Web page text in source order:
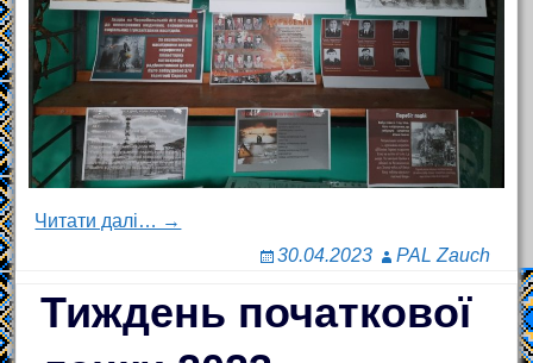
Читати далі… →
30.04.2023
PAL Zauch
Тиждень початкової